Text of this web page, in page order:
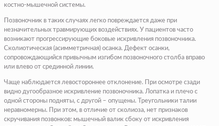
костно-мышечной системы.
Позвоночник в таких случаях легко повреждается даже при
незначительных травмирующих воздействиях. У пациентов часто
возникают прогрессирующие боковые искривления позвоночника.
Сколиотическая (асимметричная) осанка. Дефект осанки,
сопровождающийся привычным изгибом позвоночного столба вправо
или влево от срединной линии.
Чаще наблюдается левостороннее отклонение. При осмотре сзади
видно дугообразное искривление позвоночника. Лопатка и плечо с
одной стороны подняты, с другой – опущены. Треугольники талии
неравномерны. При этом, в отличие от сколиоза, нет признаков
скручивания позвонков: мышечный валик сбоку от искривления